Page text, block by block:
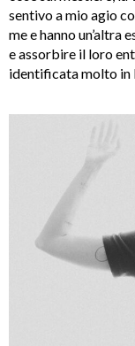
sentivo a mio agio
me e hanno un’altra
e assorbire il loro
identificata molto in